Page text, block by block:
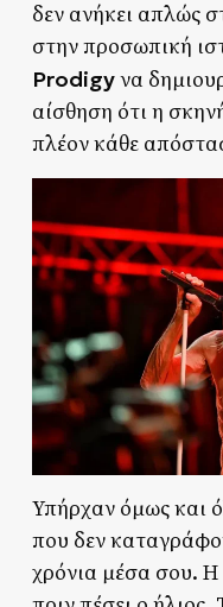
δεν ανήκει απλώς
στην προσωπική
Prodigyνα
αίσθηση ότι η
πλέον κάθε
Υπήρχαν όμως και
που δεν
χρόνια μέσα σου. Η